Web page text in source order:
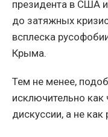
президента в США
до затяжных
всплеска
Крыма.
Тем не менее,
исключительно
дискуссии, а не